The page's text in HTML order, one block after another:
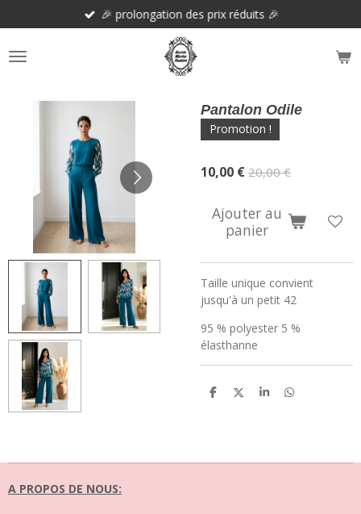
au
contenu
principal
🎉 prolongation des prix réduits 🎉
Pantalon Odile
Promotion !
10,00 € 20,00 €
Ajouter au
panier
Taille unique convient
jusqu'à un petit 42
95 % polyester 5 %
élasthanne
P
e
P
e
P
e
P
e
A PROPOS DE NOUS: